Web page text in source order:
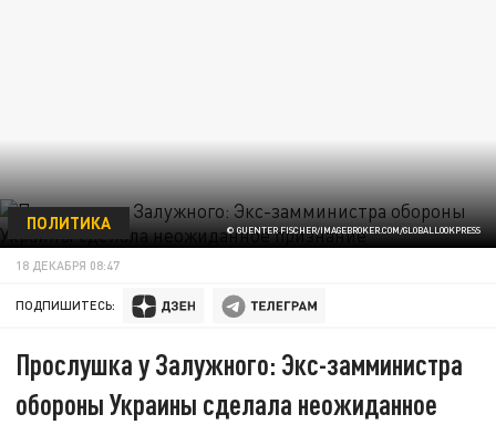
© GUENTER FISCHER/IMAGEBROKER.COM/GLOBALLOOKPRESS
ПОЛИТИКА
18 ДЕКАБРЯ 08:47
ПОДПИШИТЕСЬ:
Прослушка у Залужного: Экс-замминистра
обороны Украины сделала неожиданное